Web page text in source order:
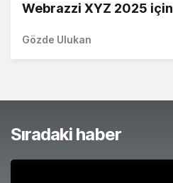
Webrazzi XYZ 2025
Gözde Ulukan
Sıradaki haber